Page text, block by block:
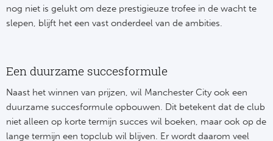
nog niet is gelukt om deze prestigieuze trofee in de wacht te
slepen, blijft het een vast onderdeel van de ambities.
Een duurzame succesformule
Naast het winnen van prijzen, wil Manchester City ook een
duurzame succesformule opbouwen. Dit betekent dat de club
niet alleen op korte termijn succes wil boeken, maar ook op de
lange termijn een topclub wil blijven. Er wordt daarom veel